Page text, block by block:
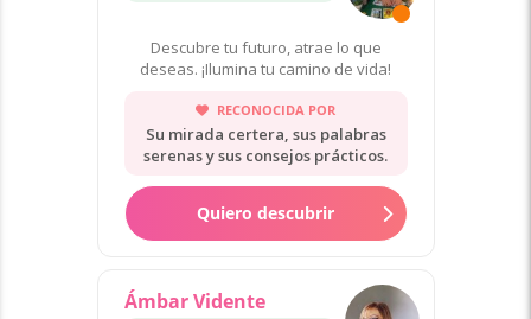
Descubre tu futuro, atrae lo que
deseas. ¡Ilumina tu camino de vida!
RECONOCIDA POR
Su mirada certera, sus palabras
serenas y sus consejos prácticos.
Quiero descubrir
Ámbar Vidente